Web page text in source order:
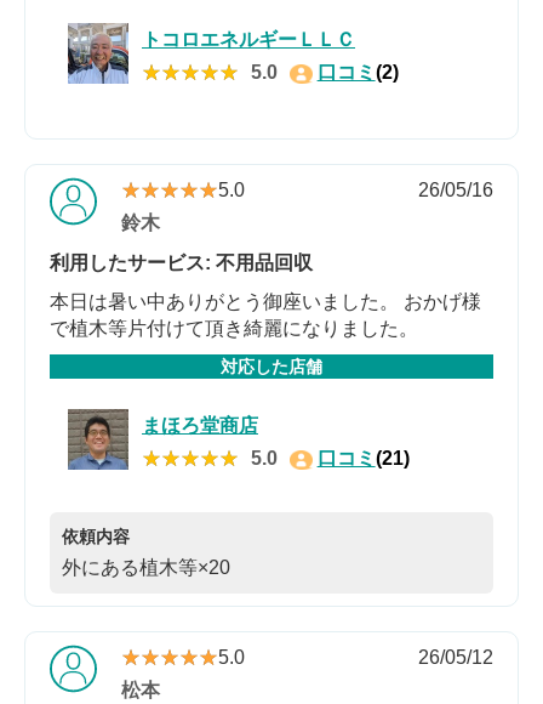
トコロエネルギーＬＬＣ
★★★★★
★★★★★ 5.0 口コミ (2)
★★★★★
★★★★★5.0
26/05/16
鈴木
利用したサービス: 不用品回収
本日は暑い中ありがとう御座いました。 おかげ様
で植木等片付けて頂き綺麗になりました。
対応した店舗
まほろ堂商店
★★★★★
★★★★★ 5.0 口コミ (21)
依頼内容
外にある植木等×20
★★★★★
★★★★★5.0
26/05/12
松本